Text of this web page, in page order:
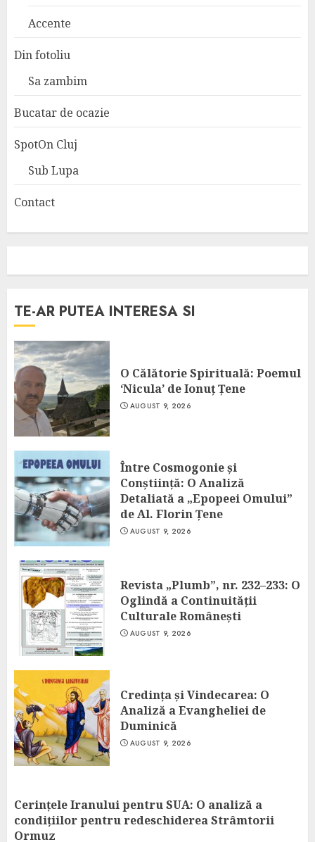
Accente
Din fotoliu
Sa zambim
Bucatar de ocazie
SpotOn Cluj
Sub Lupa
Contact
TE-AR PUTEA INTERESA SI
O Călătorie Spirituală: Poemul
‘Nicula’ de Ionuț Țene
AUGUST 9, 2026
Între Cosmogonie și
Conștiință: O Analiză
Detaliată a „Epopeei Omului”
de Al. Florin Țene
AUGUST 9, 2026
Revista „Plumb”, nr. 232–233: O
Oglindă a Continuității
Culturale Românești
AUGUST 9, 2026
Credința și Vindecarea: O
Analiză a Evangheliei de
Duminică
AUGUST 9, 2026
Cerințele Iranului pentru SUA: O analiză a
condițiilor pentru redeschiderea Strâmtorii
Ormuz